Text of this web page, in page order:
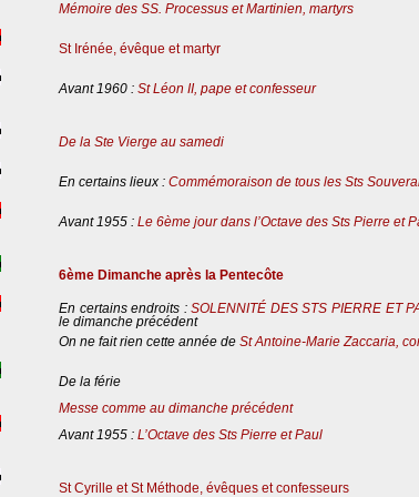
Mémoire des SS. Processus et Martinien, martyrs
St Irénée, évêque et martyr
Avant 1960 : St Léon II, pape et confesseur
De la Ste Vierge au samedi
En certains lieux : Commémoraison de tous les Sts
Avant 1955 : Le 6ème jour dans l’Octave des Sts Pierre et
6ème Dimanche après la Pentecôte
En certains endroits :SOLENNITÉ DES STS PIERRE ET
le dimanche précédent
On ne fait rien cette année de St Antoine-Marie Zaccaria,
De la férie
Messe comme au dimanche précédent
Avant 1955 : L’Octave des Sts Pierre et Paul
St Cyrille et St Méthode, évêques et confesseurs